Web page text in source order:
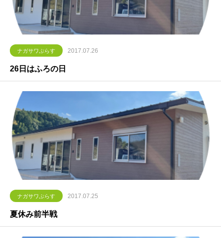
ナガサワぷらす 2017.07.26
26日はふろの日
ナガサワぷらす 2017.07.25
夏休み前半戦